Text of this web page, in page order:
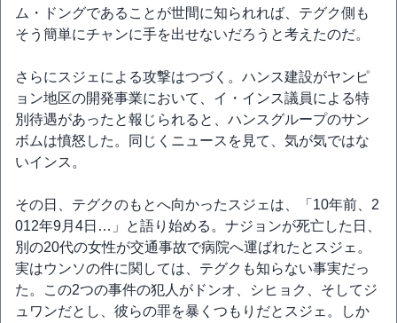
ム・ドングであることが世間に知られれば、テグク側も
そう簡単にチャンに手を出せないだろうと考えたのだ。
さらにスジェによる攻撃はつづく。ハンス建設がヤンピ
ョン地区の開発事業において、イ・インス議員による特
別待遇があったと報じられると、ハンスグループのサン
ボムは憤怒した。同じくニュースを見て、気が気ではな
いインス。
その日、テグクのもとへ向かったスジェは、「10年前、2
012年9月4日…」と語り始める。ナジョンが死亡した日、
別の20代の女性が交通事故で病院へ運ばれたとスジェ。
実はウンソの件に関しては、テグクも知らない事実だっ
た。この2つの事件の犯人がドンオ、シヒョク、そしてジ
ュワンだとし、彼らの罪を暴くつもりだとスジェ。しか